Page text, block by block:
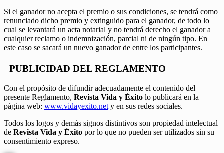
Si el ganador no acepta el premio o sus condiciones, se tendrá como
renunciado dicho premio y extinguido para el ganador, de todo lo
cual se levantará un acta notarial y no tendrá derecho el ganador a
cualquier reclamo o indemnización, parcial ni de ningún tipo. En
este caso se sacará un nuevo ganador de entre los participantes.
PUBLICIDAD DEL REGLAMENTO
Con el propósito de difundir adecuadamente el contenido del
presente Reglamento, Revista Vida y Éxito lo publicará en la
página web: www.vidayexito.net y en sus redes sociales.
Todos los logos y demás signos distintivos son propiedad intelectual
de Revista Vida y Éxito por lo que no pueden ser utilizados sin su
consentimiento expreso.